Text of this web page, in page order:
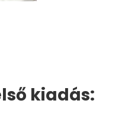
kiadás: